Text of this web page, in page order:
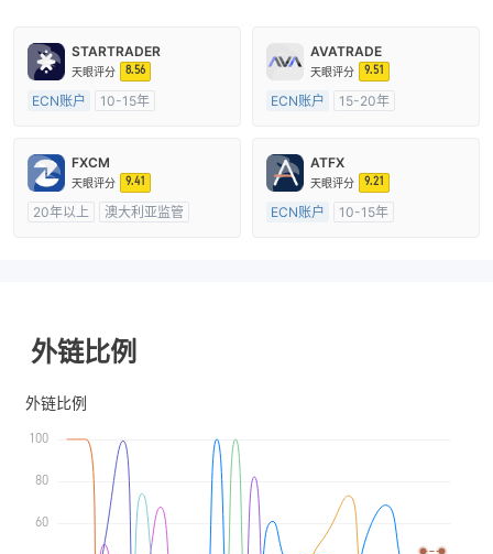
STARTRADER
天眼评分 8.56
ECN账户
10-15年
主标MT4
AVATRADE
天眼评分 9.51
ECN账户
15-20年
主标MT4
FXCM
天眼评分 9.41
20年以上
澳大利亚监管
ATFX
天眼评分 9.21
ECN账户
10-15年
外链比例